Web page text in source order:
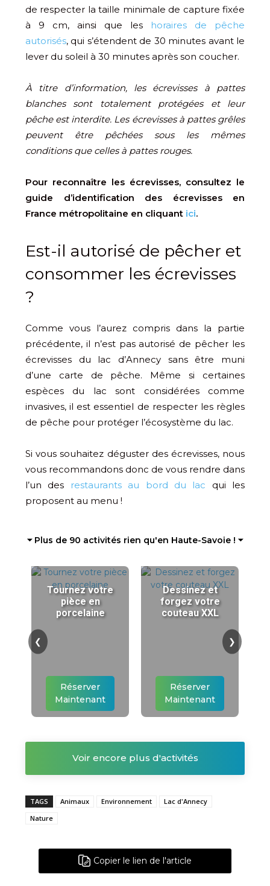
de respecter la taille minimale de capture fixée
à 9 cm, ainsi que les
horaires de pêche
autorisés, qui s’étendent de 30 minutes avant le
lever du soleil à 30 minutes après son coucher.
À titre d’information, les écrevisses à pattes
blanches sont totalement protégées et leur
pêche est interdite. Les écrevisses à pattes grêles
peuvent être pêchées sous les mêmes
conditions que celles à pattes rouges.
Pour reconnaître les écrevisses, consultez le
guide d’identification des écrevisses en
France métropolitaine en cliquant ici.
Est-il autorisé de pêcher et
consommer les écrevisses
?
Comme vous l’aurez compris dans la partie
précédente, il n’est pas autorisé de pêcher les
écrevisses du lac d’Annecy sans être muni
d’une carte de pêche. Même si certaines
espèces du lac sont considérées comme
invasives, il est essentiel de respecter les règles
de pêche pour protéger l’écosystème du lac.
Si vous souhaitez déguster des écrevisses, nous
vous recommandons donc de vous rendre dans
l’un des
restaurants au bord du lac qui les
proposent au menu !
⏷ Plus de 90 activités rien qu'en Haute-Savoie ! ⏷
Tournez votre
pièce en
porcelaine
Réserver
Maintenant
Dessinez et
forgez votre
couteau XXL
Réserver
Maintenant
❮ ❯
Voir encore plus d'activités
TAGS Animaux Environnement
Lac d'Annecy
Nature
Copier le lien de l'article